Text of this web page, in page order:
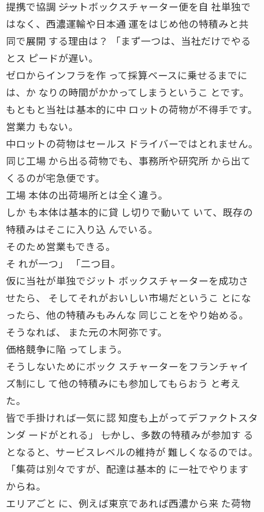
提携で協調 ――ジットボックスチャーター便を自 社単独で
はなく、西濃運輸や日本通 運をはじめ他の特積みと共
同で展開 する理由は？ 「まず一つは、当社だけでやる
とス ピードが遅い。
ゼロからインフラを作 って採算ベースに乗せるまでに
は、か なりの時間がかかってしまうというこ とです。
もともと当社は基本的に中 ロットの荷物が不得手です。
営業力 もない。
中ロットの荷物はセールス ドライバーではとれません。
同じ工場 から出る荷物でも、事務所や研究所 から出て
くるのが宅急便です。
工場 本体の出荷場所とは全く違う。
しか も本体は基本的に貸 し切りで動いて いて、既存の
特積みはそこに入り込 んでいる。
そのため営業もできる。
そ れが一つ」 「二つ目。
仮に当社が単独でジット ボックスチャーターを成功さ
せたら、 そしてそれがおいしい市場だというこ とにな
ったら、他の特積みもみんな 同じことをやり始める。
そうなれば、 また元の木阿弥です。
価格競争に陥 ってしまう。
そうしないためにボック スチャーターをフランチャイ
ズ制にし て他の特積みにも参加してもらおう と考え
た。
皆で手掛ければ一気に認 知度も上がってデファクトスタ
ンダ ードがとれる」 ――しかし、多数の特積みが参加す る
となると、サービスレベルの維持が 難しくなるのでは。
「集荷は別々ですが、配達は基本的 に一社でやります
からね。
エリアごと に、例えば東京であれば西濃から来 た荷物